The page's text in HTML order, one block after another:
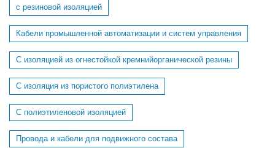
с резиновой изоляцией
Кабели промышленной автоматизации и систем управления
С изоляцией из огнестойкой кремнийорганической резины
С изоляция из пористого полиэтилена
С полиэтиленовой изоляцией
Провода и кабели для подвижного состава